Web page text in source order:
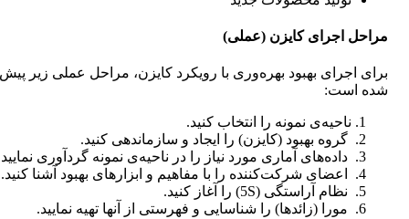
مراحل اجرای کایزن (عملی)
برای اجرای بهبود بهره‌وری با رویکرد کایزن، مراحل عملی زیر
شده است:
ناحیه‌ی نمونه را انتخاب کنید.
گروه بهبود (کایزن) را ایجاد و سازماندهی کنید.
داده‌های آماری مورد نیاز را در ناحیه‌ی نمونه گردآوری
اعضای شرکت‌کننده را با مفاهیم و ابزارهای بهبود آشنا کنید.
نظام آراستگی (5S) را آغاز کنید.
مورا (زائدها) را شناسایی و فهرستی از آنها تهیه نمایید.